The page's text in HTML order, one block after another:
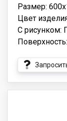
Размер:
Цвет
С рисунком: